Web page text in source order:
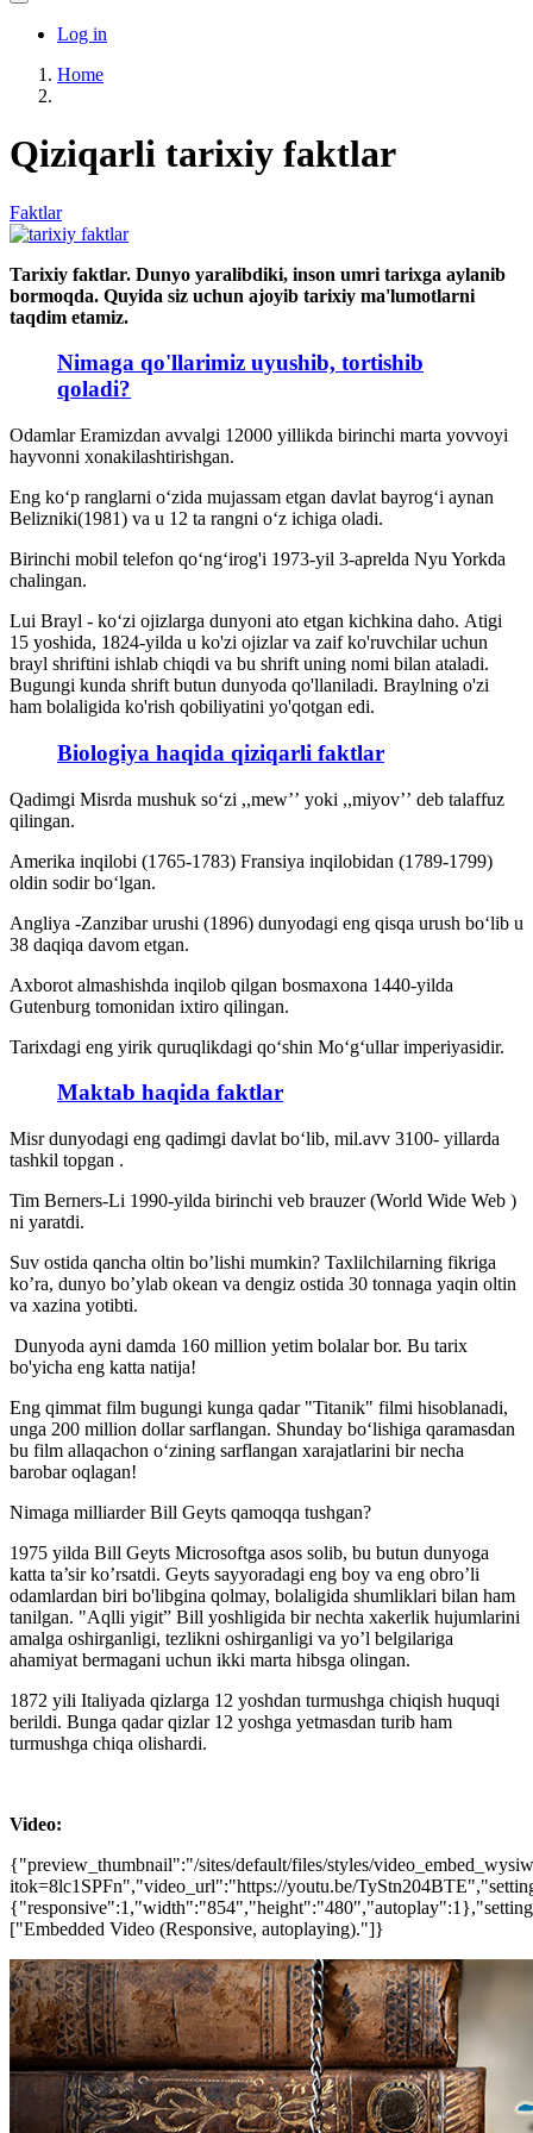
Search
User
menu
Log in
Breadcrumb
Home
Qiziqarli tarixiy faktlar
Faktlar
Tarixiy faktlar. Dunyo yaralibdiki, inson umri tarixga aylanib
bormoqda. Quyida siz uchun ajoyib tarixiy ma'lumotlarni
taqdim etamiz.
Nimaga qo'llarimiz uyushib, tortishib
qoladi?
Odamlar Eramizdan avvalgi 12000 yillikda birinchi marta yovvoyi
hayvonni xonakilashtirishgan.
Eng koʻp ranglarni oʻzida mujassam etgan davlat bayrogʻi aynan
Belizniki(1981) va u 12 ta rangni oʻz ichiga oladi.
Birinchi mobil telefon qoʻngʻirog'i 1973-yil 3-aprelda Nyu Yorkda
chalingan.
Lui Brayl - koʻzi ojizlarga dunyoni ato etgan kichkina daho. Atigi
15 yoshida, 1824-yilda u ko'zi ojizlar va zaif ko'ruvchilar uchun
brayl shriftini ishlab chiqdi va bu shrift uning nomi bilan ataladi.
Bugungi kunda shrift butun dunyoda qo'llaniladi. Braylning o'zi
ham bolaligida ko'rish qobiliyatini yo'qotgan edi.
Biologiya haqida qiziqarli faktlar
Qadimgi Misrda mushuk soʻzi ,,mewʼʼ yoki ,,miyovʼʼ deb talaffuz
qilingan.
Amerika inqilobi (1765-1783) Fransiya inqilobidan (1789-1799)
oldin sodir boʻlgan.
Angliya -Zanzibar urushi (1896) dunyodagi eng qisqa urush boʻlib u
38 daqiqa davom etgan.
Axborot almashishda inqilob qilgan bosmaxona 1440-yilda
Gutenburg tomonidan ixtiro qilingan.
Tarixdagi eng yirik quruqlikdagi qoʻshin Moʻgʻullar imperiyasidir.
Maktab haqida faktlar
Misr dunyodagi eng qadimgi davlat boʻlib, mil.avv 3100- yillarda
tashkil topgan .
Tim Berners-Li 1990-yilda birinchi veb brauzer (World Wide Web )
ni yaratdi.
Suv ostida qancha oltin bo’lishi mumkin? Taxlilchilarning fikriga
ko’ra, dunyo bo’ylab okean va dengiz ostida 30 tonnaga yaqin oltin
va xazina yotibti.
Dunyoda ayni damda 160 million yetim bolalar bor. Bu tarix
bo'yicha eng katta natija!
Eng qimmat film bugungi kunga qadar "Titanik" filmi hisoblanadi,
unga 200 million dollar sarflangan. Shunday boʻlishiga qaramasdan
bu film allaqachon oʻzining sarflangan xarajatlarini bir necha
barobar oqlagan!
Nimaga milliarder Bill Geyts qamoqqa tushgan?
1975 yilda Bill Geyts Microsoftga asos solib, bu butun dunyoga
katta ta’sir ko’rsatdi. Geyts sayyoradagi eng boy va eng obro’li
odamlardan biri bo'libgina qolmay, bolaligida shumliklari bilan ham
tanilgan. "Aqlli yigit” Bill yoshligida bir nechta xakerlik hujumlarini
amalga oshirganligi, tezlikni oshirganligi va yo’l belgilariga
ahamiyat bermagani uchun ikki marta hibsga olingan.
1872 yili Italiyada qizlarga 12 yoshdan turmushga chiqish huquqi
berildi. Bunga qadar qizlar 12 yoshga yetmasdan turib ham
turmushga chiqa olishardi.
Video:
{"preview_thumbnail":"/sites/default/files/styles/
itok=8lc1SPFn","video_url":"https://youtu.be/
["Embedded Video (Responsive, autoplaying)."]}